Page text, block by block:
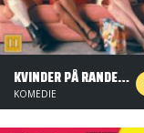
KVINDER PÅ RANDEN AF NERVØST SAMMENBRUD
KOMEDIE